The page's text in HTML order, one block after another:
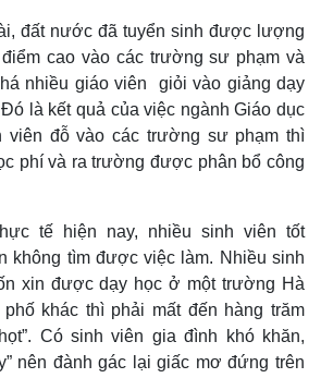
đất nước đã tuyển sinh được lượng
cao vào các trường sư phạm và
nhiều giáo viên giỏi vào giảng dạy
là kết quả của việc ngành Giáo dục
viên đỗ vào các trường sư phạm thì
phí và ra trường được phân bổ công
tế hiện nay, nhiều sinh viên tốt
không tìm được việc làm. Nhiều sinh
xin được dạy học ở một trường Hà
khác thì phải mất đến hàng trăm
Có sinh viên gia đình khó khăn,
nên đành gác lại giấc mơ đứng trên